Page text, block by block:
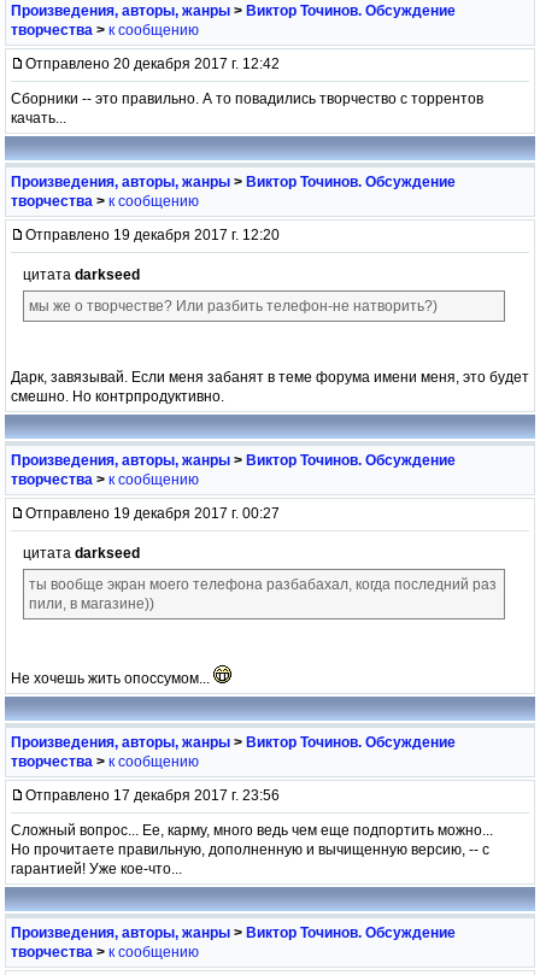
Произведения, авторы, жанры > Виктор Точинов. Обсуждение
творчества > к сообщению
Отправлено 20 декабря 2017 г. 12:42
Сборники -- это правильно. А то повадились творчество с торрентов
качать...
Произведения, авторы, жанры > Виктор Точинов. Обсуждение
творчества > к сообщению
Отправлено 19 декабря 2017 г. 12:20
цитата darkseed
мы же о творчестве? Или разбить телефон-не натворить?)
Дарк, завязывай. Если меня забанят в теме форума имени меня, это будет
смешно. Но контрпродуктивно.
Произведения, авторы, жанры > Виктор Точинов. Обсуждение
творчества > к сообщению
Отправлено 19 декабря 2017 г. 00:27
цитата darkseed
ты вообще экран моего телефона разбабахал, когда последний раз
пили, в магазине))
Не хочешь жить опоссумом...
Произведения, авторы, жанры > Виктор Точинов. Обсуждение
творчества > к сообщению
Отправлено 17 декабря 2017 г. 23:56
Сложный вопрос... Ее, карму, много ведь чем еще подпортить можно...
Но прочитаете правильную, дополненную и вычищенную версию, -- с
гарантией! Уже кое-что...
Произведения, авторы, жанры > Виктор Точинов. Обсуждение
творчества > к сообщению